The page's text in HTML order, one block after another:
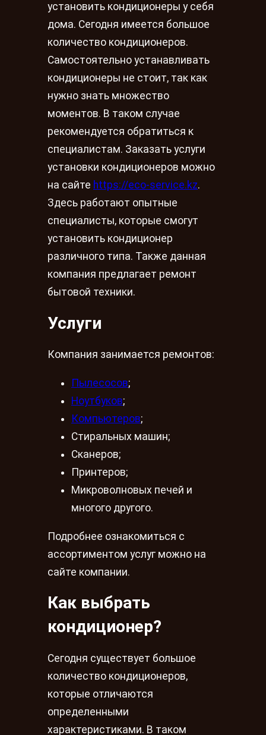
установить кондиционеры у себя
дома. Сегодня имеется большое
количество кондиционеров.
Самостоятельно устанавливать
кондиционеры не стоит, так как
нужно знать множество
моментов. В таком случае
рекомендуется обратиться к
специалистам. Заказать услуги
установки кондиционеров можно
на сайте https://eco-service.kz.
Здесь работают опытные
специалисты, которые смогут
установить кондиционер
различного типа. Также данная
компания предлагает ремонт
бытовой техники.
Услуги
Компания занимается ремонтов:
Пылесосов;
Ноутбуков;
Компьютеров;
Стиральных машин;
Сканеров;
Принтеров;
Микроволновых печей и
многого другого.
Подробнее ознакомиться с
ассортиментом услуг можно на
сайте компании.
Как выбрать
кондиционер?
Сегодня существует большое
количество кондиционеров,
которые отличаются
определенными
характеристиками. В таком